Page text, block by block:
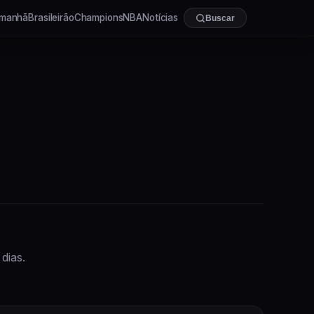
BrasileirãoChampionsNBANotícias Buscar